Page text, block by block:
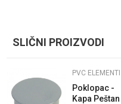
SLIČNI PROIZVODI
PVC ELEMENTI
Poklopac -
Kapa Peštan